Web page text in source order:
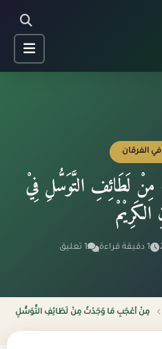
الفرقان
لَطَائِفِ التَّوَسُّلِ فِيْ
الكَرِيْمْ
1 دقيقة قراءة 1 تعليق
مِنْ أعْجَبِ مَا وَجَدْتُ مِنْ لَطَائِفِ التَّوَسُّلِ